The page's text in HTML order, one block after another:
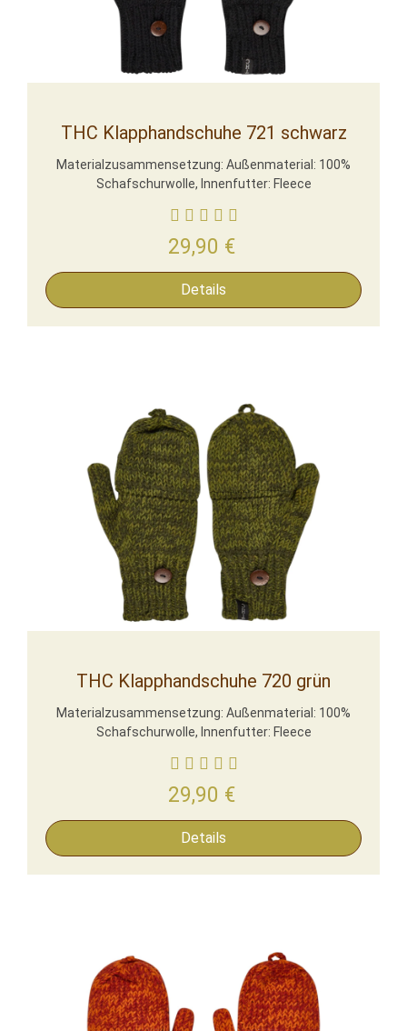
THC Klapphandschuhe 721 schwarz
Materialzusammensetzung: Außenmaterial: 100%
Schafschurwolle, Innenfutter: Fleece
29,90 €
Details
THC Klapphandschuhe 720 grün
Materialzusammensetzung: Außenmaterial: 100%
Schafschurwolle, Innenfutter: Fleece
29,90 €
Details